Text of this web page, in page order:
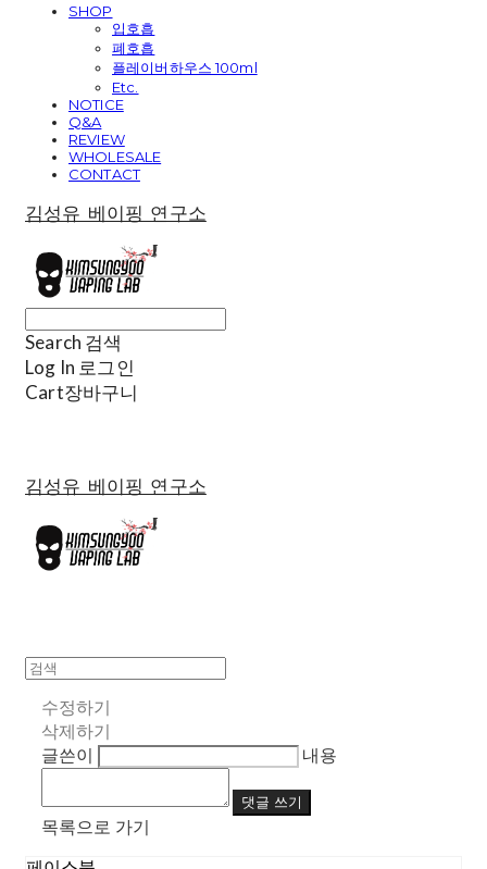
SHOP
입호흡
폐호흡
플레이버하우스 100ml
Etc.
NOTICE
Q&A
REVIEW
WHOLESALE
CONTACT
김성유 베이핑 연구소
Search 검색
Log In 로그인
Cart장바구니
김성유 베이핑 연구소
수정하기
삭제하기
글쓴이
내용
댓글 쓰기
목록으로 가기